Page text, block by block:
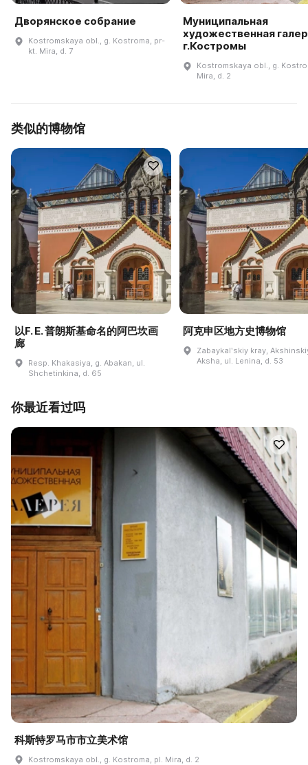
Дворянское собрание
Kostromskaya obl., g. Kostroma, pr-
kt. Mira, d. 7
Муниципальная
художественная
г.Костромы
Kostromskaya obl., g.
Mira, d. 2
类似的博物馆
以F. E. 普朗斯基命名的阿巴坎画
廊
Resp. Khakasiya, g. Abakan, ul.
Shchetinkina, d. 65
阿克申区地方史博物馆
Zabaykalʹskiy kray,
Aksha, ul. Lenina, d. 53
你最近看过吗
科斯特罗马市市立美术馆
Kostromskaya obl., g. Kostroma, pl. Mira, d. 2